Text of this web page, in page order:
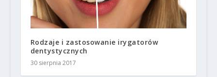
Rodzaje i zastosowanie irygatorów
dentystycznych
30 sierpnia 2017